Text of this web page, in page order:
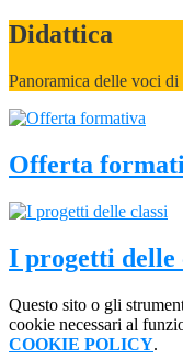
Didattica
Panoramica delle voci di
Offerta
I progetti delle
Questo sito o gli
cookie necessari al
COOKIE POLICY.